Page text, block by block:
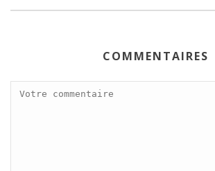
COMMENTAIRES